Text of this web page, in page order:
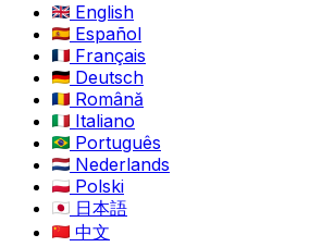
English
Español
Français
Deutsch
Română
Italiano
Português
Nederlands
Polski
日本語
中文